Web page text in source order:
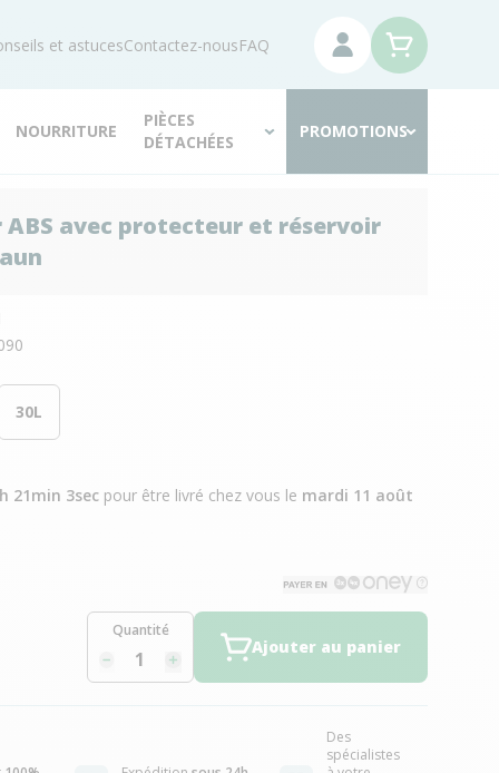
et astucesContactez-nousFAQ
NOURRITURE
PIÈCES
DÉTACHÉES
PROMOTIONS
avec protecteur et réservoir
30L
21min 2secpour être livré chez vous le mardi 11 août
Quantité
Ajouter au panier
Des
spécialistes